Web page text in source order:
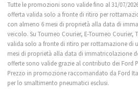
Tutte le promozioni sono valide fino al 31/07/
offerta valida solo a fronte di ritiro per
con almeno 6 mesi di proprietà alla data di
veicolo. Su Tourneo Courier, E-Tourneo Courier,
valida solo a fronte di ritiro per rottamazione di
mesi di proprietà alla data di immatricolazione
offerte sono valide grazie al contributo dei Ford
Prezzo in promozione raccomandato da Ford
per lo smaltimento pneumatici esclusi.